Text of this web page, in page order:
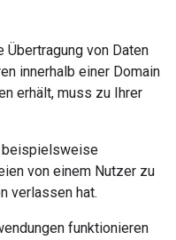
von Daten
innerhalb einer Domain
erhält, muss zu Ihrer
beispielsweise
von einem Nutzer zu
verlassen hat.
funktionieren